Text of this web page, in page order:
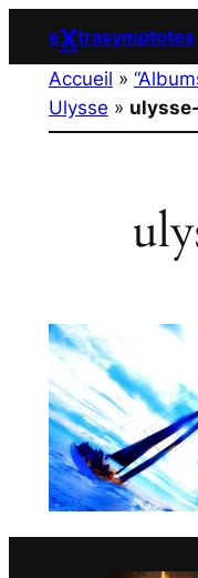
contenu
eXtrasymptotes
Accueil »
Ulysse »